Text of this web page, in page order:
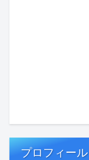
プロフィール